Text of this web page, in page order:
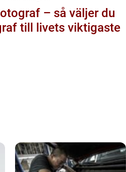
– så väljer du
till livets viktigaste